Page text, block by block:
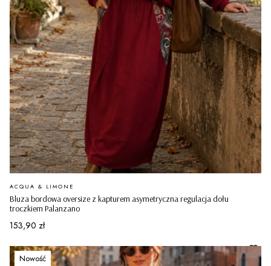
Bluza bordowa oversize z kapturem asymetryczna regulacja dołu
troczkiem Palanzano
PRODUCENT
ACQUA & LIMONE
Cena
153,90 zł
Nowość